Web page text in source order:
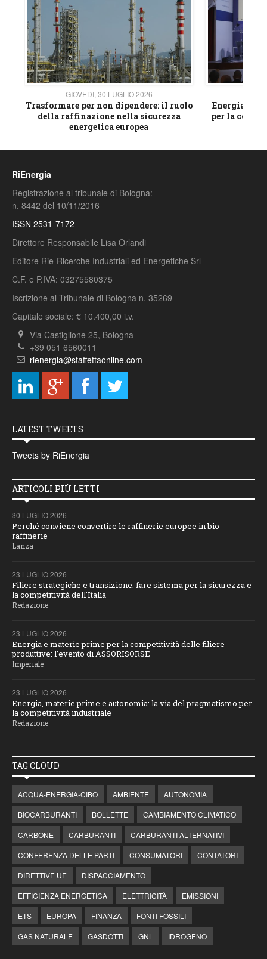
GIOVEDÌ, 30 LUGLIO 2026
Trasformare per non dipendere: il ruolo
della raffinazione nella sicurezza
energetica europea
Energia e
per la
RiEnergia
Registrazione al tribunale di Bologna:
n. 8442 del 10/11/2016
ISSN 2531-7172
Direttore Responsabile Lisa Orlandi
Editore Rie-Ricerche Industriali ed Energetiche Srl
C.F. e P.IVA: 03275580375
Iscrizione al Tribunale di Bologna n. 35269
Capitale sociale: € 10.400,00 i.v.
Via Castiglione 25, Bologna
+39 051 6560011
rienergia@staffettaonline.com
LATEST TWEETS
Tweets by RiEnergia
ARTICOLI PIÙ LETTI
30 LUGLIO 2026
Perché conviene convertire le raffinerie europee in bio-
raffinerie
Lanza
23 LUGLIO 2026
Filiere strategiche e transizione: fare sistema per la sicurezza e
la competitività dell'Italia
Redazione
23 LUGLIO 2026
Energia e materie prime per la competitività delle filiere
produttive: l’evento di ASSORISORSE
Imperiale
23 LUGLIO 2026
Energia, materie prime e autonomia: la via del pragmatismo per
la competitività industriale
Redazione
TAG CLOUD
ACQUA-ENERGIA-CIBO AMBIENTE
AUTONOMIA
BIOCARBURANTI
BOLLETTE
CAMBIAMENTO CLIMATICO
CARBONE
CARBURANTI
CARBURANTI ALTERNATIVI
CONFERENZA DELLE PARTI
CONSUMATORI
CONTATORI
DIRETTIVE UE
DISPACCIAMENTO
EFFICIENZA ENERGETICA
ELETTRICITÀ
EMISSIONI
ETS
EUROPA FINANZA
FONTI FOSSILI
GAS NATURALE
GASDOTTI GNL IDROGENO